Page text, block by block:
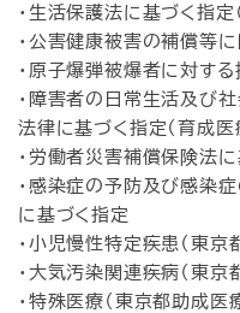
・生活保護法に基づく指定
・公害健康被害の補償等
・原子爆弾被爆者に対す
・障害者の日常生活及び
法律に基づく指定（育成医
・労働者災害補償保険法
・感染症の予防及び感染
に基づく指定
・小児慢性特定疾患（東京
・大気汚染関連疾病（東京
・特殊医療（東京都助成医